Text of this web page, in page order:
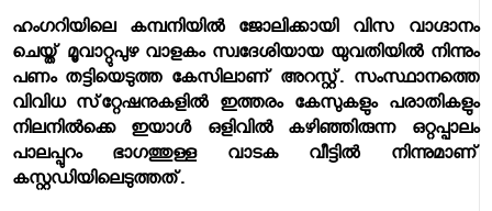
ഹംഗറിയിലെ കമ്പനിയില്‍ ജോലിക്കായി വിസ വാഗ്ദാനം
ചെയ്ത് മൂവാറ്റുപുഴ വാളകം സ്വദേശിയായ യുവതിയില്‍ നിന്നും
പണം തട്ടിയെടുത്ത കേസിലാണ് അറസ്റ്റ്. സംസ്ഥാനത്തെ
വിവിധ സ്‌റ്റേഷനുകളില്‍ ഇത്തരം കേസുകളും പരാതികളും
നിലനില്‍ക്കെ ഇയാള്‍ ഒളിവില്‍ കഴിഞ്ഞിരുന്ന ഒറ്റപ്പാലം
പാലപ്പുറം ഭാഗത്തുള്ള വാടക വീട്ടില്‍ നിന്നുമാണ്
കസ്റ്റഡിയിലെടുത്തത്.